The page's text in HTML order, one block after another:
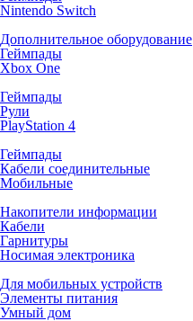
Nintendo Switch
Дополнительное оборудование
Геймпады
Xbox One
Геймпады
Рули
PlayStation 4
Геймпады
Кабели соединительные
Мобильные
Накопители информации
Кабели
Гарнитуры
Носимая электроника
Для мобильных устройств
Элементы питания
Умный дом